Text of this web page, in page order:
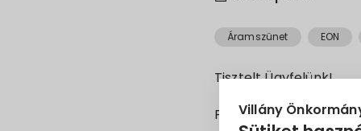
Villány
Áramszünet EON
Tisztelt Ügyfelünk!
Folyamatos